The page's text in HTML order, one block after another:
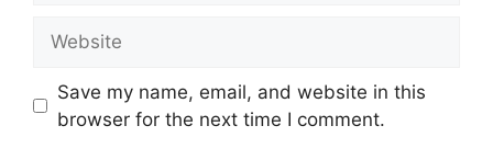
Save my name, email, and website in this
browser for the next time I comment.